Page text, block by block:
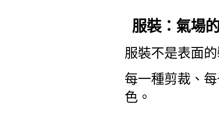
服裝：氣場
服裝不是表面
每一種剪裁、
色。